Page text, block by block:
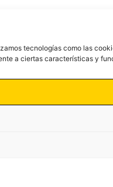
tecnologías como las
a ciertas características y